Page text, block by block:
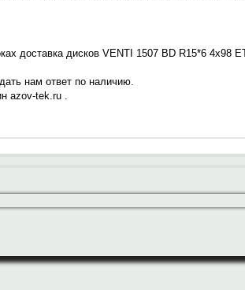
доставка дисков VENTI 1507 BD R15*6 4x98
нам ответ по наличию.
azov-tek.ru .